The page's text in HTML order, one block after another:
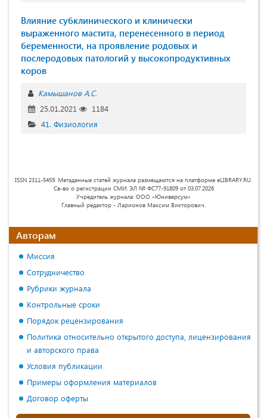
Влияние субклинического и клинически
выраженного мастита, перенесенного в период
беременности, на проявление родовых и
послеродовых патологий у высокопродуктивных
коров
Камышанов А.С.
25.01.2021
1184
41. Физиология
ISSN 2311-5459. Метаданные статей журнала размещаются на платформе eLIBRARY.RU.
Св-во о регистрации СМИ: ЭЛ № ФС77-91809 от 03.07.2026
Учредитель журнала: ООО «Юниверсум»
Главный редактор - Ларионов Максим Викторович.
Авторам
Миссия
Сотрудничество
Рубрики журнала
Контрольные сроки
Порядок рецензирования
Политика относительно открытого доступа, лицензирования
и авторского права
Условия публикации
Примеры оформления материалов
Договор оферты